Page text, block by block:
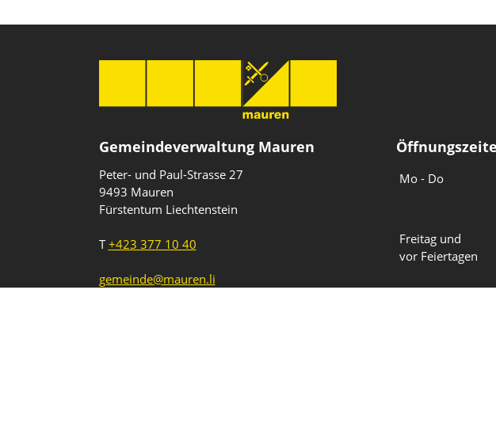
Gemeindeverwaltung Mauren
Peter- und Paul-Strasse 27
9493 Mauren
Fürstentum Liechtenstein
T+423 377 10 40
gemeinde@mauren.li
Mo - Do
Freitag und
vor Feiertagen